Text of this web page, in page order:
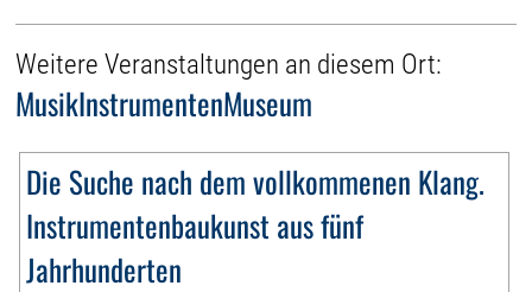
Weitere Veranstaltungen an diesem Ort:
MusikInstrumentenMuseum
Die Suche nach dem vollkommenen Klang.
Instrumentenbaukunst aus fünf
Jahrhunderten